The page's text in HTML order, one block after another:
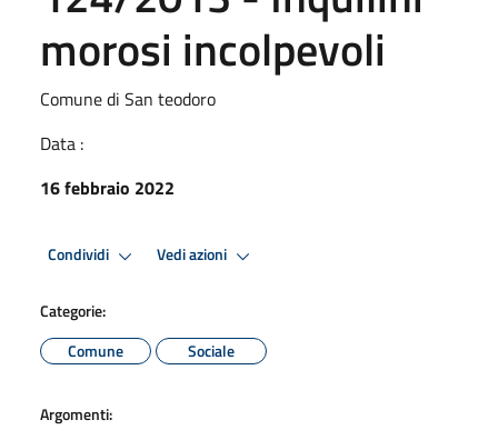
morosi incolpevoli
Comune di San teodoro
Data :
16 febbraio 2022
Condividi Vedi azioni
Categorie:
Comune
Sociale
Argomenti: